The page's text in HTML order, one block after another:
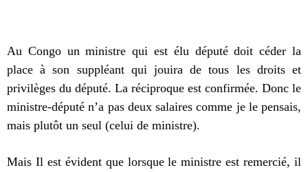
Au Congo un ministre qui est élu député doit céder la
place à son suppléant qui jouira de tous les droits et
privilèges du député. La réciproque est confirmée. Donc le
ministre-député n’a pas deux salaires comme je le pensais,
mais plutôt un seul (celui de ministre).
Mais Il est évident que lorsque le ministre est remercié, il